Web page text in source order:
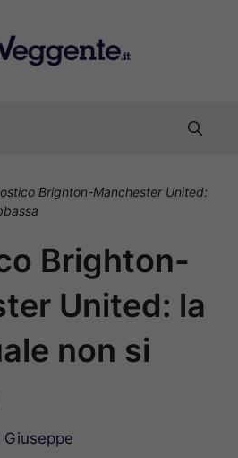
Brighton-Manchester United:
Brighton-
United: la
non si
Giuseppe